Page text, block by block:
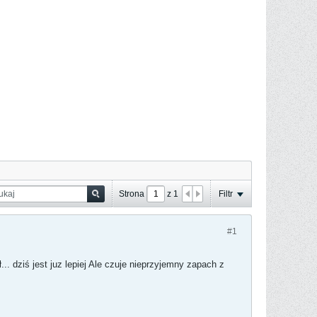
Strona z 1 Filtr
#1
dziś jest juz lepiej Ale czuje nieprzyjemny zapach z